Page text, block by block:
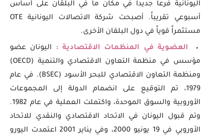
اليونانية فرعاً جديداً في مكان ما في البلقان على أساس
أسبوعي تقريباً. أصبحت شركة الاتصالات اليونانية OTE
مستثمراً قوياً في دول البلقان الأخرى.
العضوية في المنظمات الاقتصادية : اليونان عضو
مؤسس في منظمة التعاون الاقتصادي والتنمية (OECD)
ومنظمة التعاون الاقتصادي للبحر الأسود (BSEC). في عام
1979، تم التوقيع على انضمام الدولة إلى المجموعات
الأوروبية والسوق الموحدة، واكتملت العملية في عام 1982.
وتم قبول اليونان في الاتحاد الاقتصادي والنقدي للاتحاد
الأوروبي في 19 يونيو 2000، وفي يناير 2001 اعتمدت اليورو